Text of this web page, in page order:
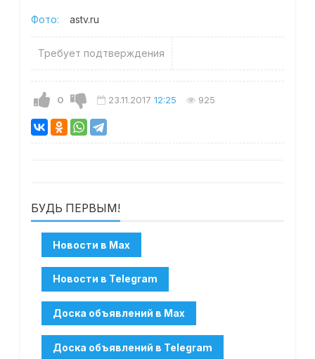
Фото: astv.ru
Требует подтверждения
0 23.11.2017 12:25 925
БУДЬ ПЕРВЫМ!